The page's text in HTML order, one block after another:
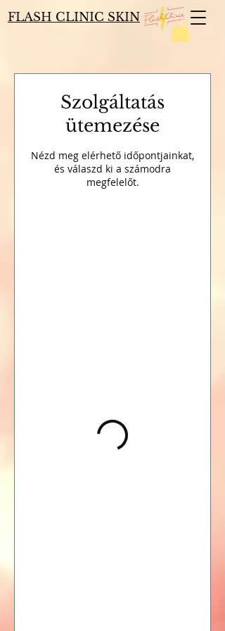
FLASH CLINIC SKIN
Szolgáltatás
ütemezése
Nézd meg elérhető időpontjainkat,
és válaszd ki a számodra
megfelelőt.